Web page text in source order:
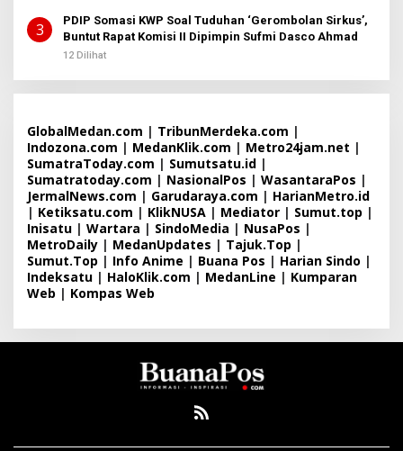
3
PDIP Somasi KWP Soal Tuduhan ‘Gerombolan Sirkus’,
Buntut Rapat Komisi II Dipimpin Sufmi Dasco Ahmad
12 Dilihat
GlobalMedan.com | TribunMerdeka.com |
Indozona.com | MedanKlik.com | Metro24jam.net |
SumatraToday.com | Sumutsatu.id |
Sumatratoday.com | NasionalPos | WasantaraPos |
JermalNews.com | Garudaraya.com | HarianMetro.id
| Ketiksatu.com | KlikNUSA | Mediator | Sumut.top |
Inisatu | Wartara | SindoMedia | NusaPos |
MetroDaily | MedanUpdates | Tajuk.Top |
Sumut.Top | Info Anime | Buana Pos | Harian Sindo |
Indeksatu | HaloKlik.com | MedanLine | Kumparan
Web | Kompas Web